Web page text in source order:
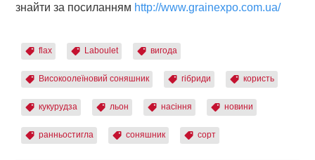
знайти за посиланням http://www.grainexpo.com.ua/
flax Laboulet вигода
Високоолеїновий соняшник гібриди користь
кукурудза льон насіння новини
ранньостигла соняшник сорт